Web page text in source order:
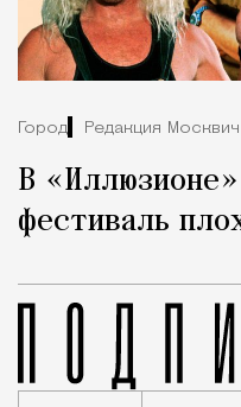
Город Редакция
В
фестиваль